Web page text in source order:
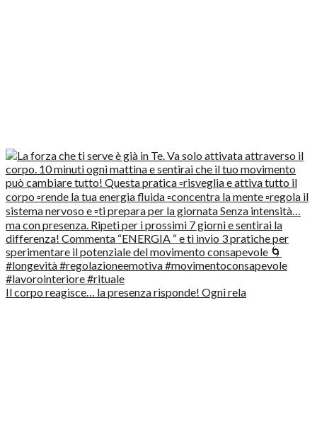
Il corpo reagisce… la presenza risponde! Ogni rela